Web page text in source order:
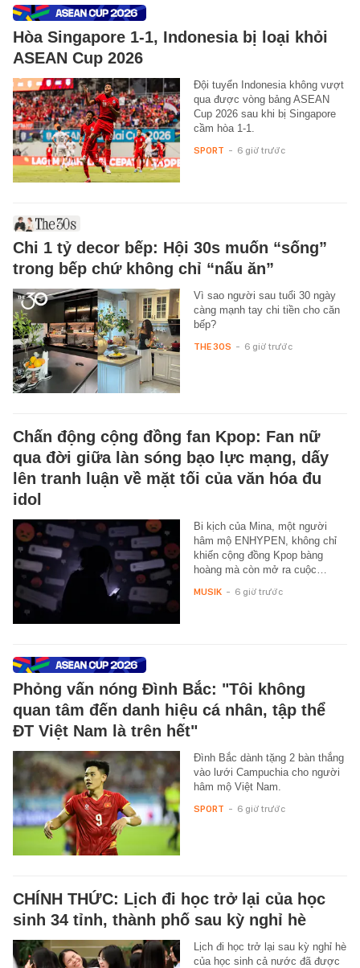
Hòa Singapore 1-1, Indonesia bị loại khỏi
ASEAN Cup 2026
Đội tuyển Indonesia không vượt
qua được vòng bảng ASEAN
Cup 2026 sau khi bị Singapore
cầm hòa 1-1.
SPORT - 6 giờ trước
Chi 1 tỷ decor bếp: Hội 30s muốn “sống”
trong bếp chứ không chỉ “nấu ăn”
Vì sao người sau tuổi 30 ngày
càng mạnh tay chi tiền cho căn
bếp?
THE 30S - 6 giờ trước
Chấn động cộng đồng fan Kpop: Fan nữ
qua đời giữa làn sóng bạo lực mạng, dấy
lên tranh luận về mặt tối của văn hóa đu
idol
Bi kịch của Mina, một người
hâm mộ ENHYPEN, không chỉ
khiến cộng đồng Kpop bàng
hoàng mà còn mở ra cuộc…
MUSIK - 6 giờ trước
Phỏng vấn nóng Đình Bắc: "Tôi không
quan tâm đến danh hiệu cá nhân, tập thể
ĐT Việt Nam là trên hết"
Đình Bắc dành tặng 2 bàn thắng
vào lưới Campuchia cho người
hâm mộ Việt Nam.
SPORT - 6 giờ trước
CHÍNH THỨC: Lịch đi học trở lại của học
sinh 34 tỉnh, thành phố sau kỳ nghỉ hè
Lịch đi học trở lại sau kỳ nghỉ hè
của học sinh cả nước đã được